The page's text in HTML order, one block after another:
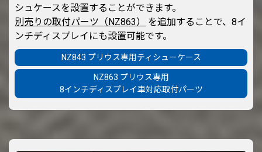
シュケースを設置することができます。
別売りの取付パーツ（NZ863）
を追加することで、8イ
ンチディスプレイにも設置可能です。
NZ843 プリウス専用ティシューケース
NZ863 プリウス専用
8インチディスプレイ車対応取付パーツ